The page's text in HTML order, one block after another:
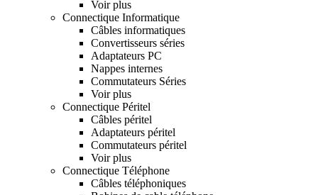
Voir plus
Connectique Informatique
Câbles informatiques
Convertisseurs séries
Adaptateurs PC
Nappes internes
Commutateurs Séries
Voir plus
Connectique Péritel
Câbles péritel
Adaptateurs péritel
Commutateurs péritel
Voir plus
Connectique Téléphone
Câbles téléphoniques